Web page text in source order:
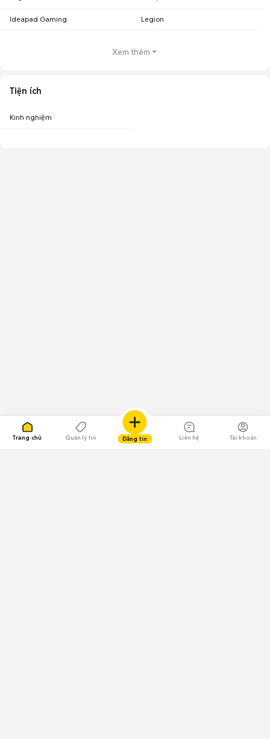
Trang chủ Quản lý tin Đăng tin Liên hệ Tài khoản
Ideapad Gaming Legion
Xem thêm
Tiện ích
Kinh nghiệm